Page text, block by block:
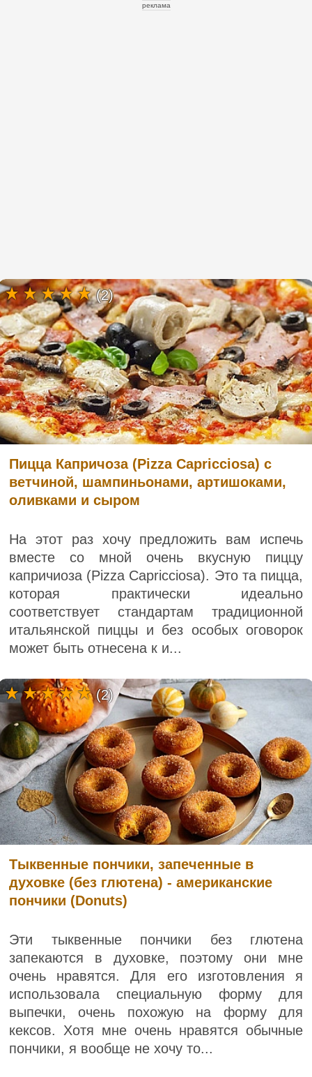
реклама
Пицца Капричоза (Pizza Capricciosa) с
ветчиной, шампиньонами, артишоками,
оливками и сыром
На этот раз хочу предложить вам испечь
вместе со мной очень вкусную пиццу
капричиоза (Pizza Capricciosa). Это та пицца,
которая практически идеально
соответствует стандартам традиционной
итальянской пиццы и без особых оговорок
может быть отнесена к и...
(2)
Тыквенные пончики, запеченные в
духовке (без глютена) - американские
пончики (Donuts)
Эти тыквенные пончики без глютена
запекаются в духовке, поэтому они мне
очень нравятся. Для его изготовления я
использовала специальную форму для
выпечки, очень похожую на форму для
кексов. Хотя мне очень нравятся обычные
пончики, я вообще не хочу то...
(2)